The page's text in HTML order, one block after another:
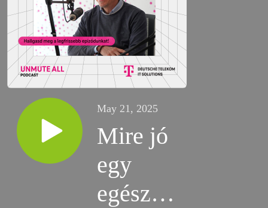
May 21, 2025
Mire jó
egy
egész